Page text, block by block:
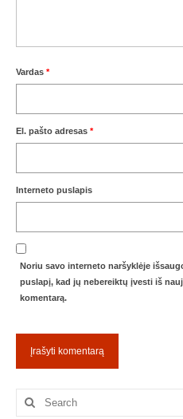
Vardas *
El. pašto adresas *
Interneto puslapis
Noriu savo interneto naršyklėje
puslapį, kad jų nebereiktų įvesti iš
komentarą.
Search
for: